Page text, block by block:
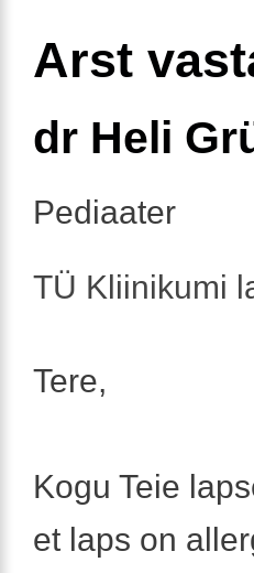
Arst
dr Heli
Pediaater
TÜ Kliinikumi
Tere,
Kogu Teie
et laps on